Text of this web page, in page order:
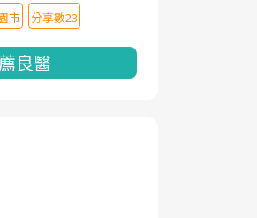
市 分享數23
良醫